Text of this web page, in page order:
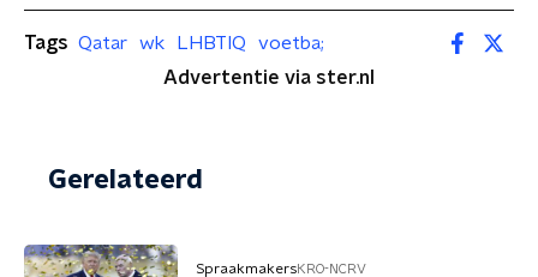
Tags Qatar wk LHBTIQ
voetba;
Advertentie via ster.nl
Gerelateerd
SpraakmakersKRO-NCRV